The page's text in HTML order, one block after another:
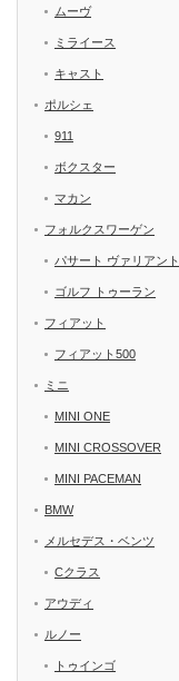
ムーヴ
ミライース
キャスト
ポルシェ
911
ボクスター
マカン
フォルクスワーゲン
パサート ヴァリアント
ゴルフ トゥーラン
フィアット
フィアット500
ミニ
MINI ONE
MINI CROSSOVER
MINI PACEMAN
BMW
メルセデス・ベンツ
Cクラス
アウディ
ルノー
トゥインゴ